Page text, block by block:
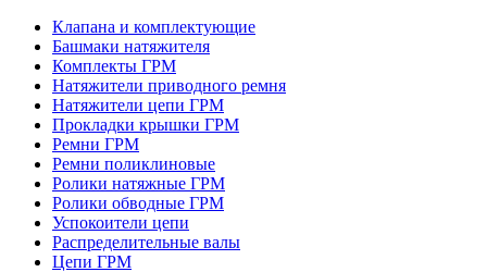
Клапана и комплектующие
Башмаки натяжителя
Комплекты ГРМ
Натяжители приводного ремня
Натяжители цепи ГРМ
Прокладки крышки ГРМ
Ремни ГРМ
Ремни поликлиновые
Ролики натяжные ГРМ
Ролики обводные ГРМ
Успокоители цепи
Распределительные валы
Цепи ГРМ